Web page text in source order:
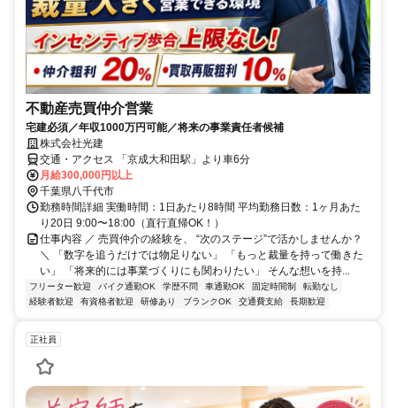
不動産売買仲介営業
宅建必須／年収1000万円可能／将来の事業責任者候補
株式会社光建
交通・アクセス 「京成大和田駅」より車6分
月給300,000円以上
千葉県八千代市
勤務時間詳細 実働時間：1日あたり8時間 平均勤務日数：1ヶ月あた
り20日 9:00〜18:00（直行直帰OK！）
仕事内容 ／ 売買仲介の経験を、 “次のステージ”で活かしませんか？
＼ 「数字を追うだけでは物足りない」 「もっと裁量を持って働きた
い」 「将来的には事業づくりにも関わりたい」 そんな想いを持...
フリーター歓迎 バイク通勤OK 学歴不問 車通勤OK 固定時間制
転勤なし
経験者歓迎
有資格者歓迎 研修あり ブランクOK 交通費支給 長期歓迎
正社員